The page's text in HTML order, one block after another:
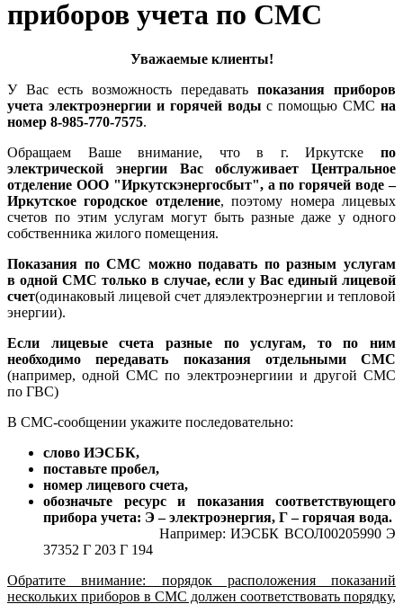
приборов учета по СМС
Уважаемые клиенты!
У Вас есть возможность передавать показания приборов
учета электроэнергии и горячей воды с помощью СМС на
номер 8-985-770-7575.
Обращаем Ваше внимание, что в г. Иркутске по
электрической энергии Вас обслуживает Центральное
отделение ООО "Иркутскэнергосбыт", а по горячей воде –
Иркутское городское отделение, поэтому номера лицевых
счетов по этим услугам могут быть разные даже у одного
собственника жилого помещения.
Показания по СМС можно подавать по разным услугам
в одной СМС только в случае, если у Вас единый лицевой
счет(одинаковый лицевой счет дляэлектроэнергии и тепловой
энергии).
Если лицевые счета разные по услугам, то по ним
необходимо передавать показания отдельными СМС
(например, одной СМС по электроэнергиии и другой СМС
по ГВС)
В СМС-сообщении укажите последовательно:
слово ИЭСБК,
поставьте пробел,
номер лицевого счета,
обозначьте ресурс и показания соответствующего
прибора учета: Э – электроэнергия, Г – горячая вода.
Например: ИЭСБК ВСОЛ00205990 Э
37352 Г 203 Г 194
Обратите внимание: порядок расположения показаний
нескольких приборов в СМС должен соответствовать порядку,